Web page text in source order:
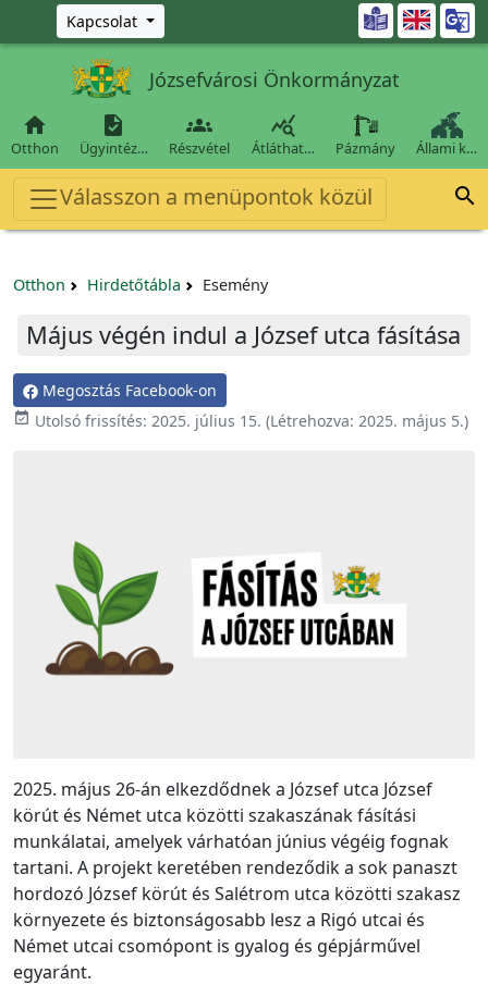
Ugrás a fő tartalomra
Kapcsolat 
Józsefvárosi Önkormányzat

Otthon

Ügyintéz…

Részvétel

Átláthat… Pázmány Állami k…
Válasszon a menüpontok közül 
Otthon Hirdetőtábla Esemény
Május végén indul a József utca fásítása
Megosztás Facebook-on
 Utolsó frissítés: 2025. július 15. (Létrehozva: 2025. május 5.)
2025. május 26-án elkezdődnek a József utca József
körút és Német utca közötti szakaszának fásítási
munkálatai, amelyek várhatóan június végéig fognak
tartani. A projekt keretében rendeződik a sok panaszt
hordozó József körút és Salétrom utca közötti szakasz
környezete és biztonságosabb lesz a Rigó utcai és
Német utcai csomópont is gyalog és gépjárművel
egyaránt.